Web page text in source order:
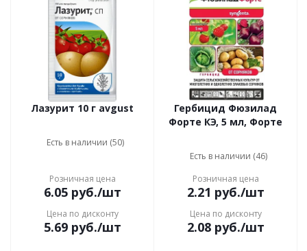
Лазурит 10 г avgust
Есть в наличии (50)
Розничная цена
6.05руб./шт
Цена по дисконту
5.69руб./шт
Гербицид Фюзилад
Форте КЭ, 5 мл, Фopтe
Есть в наличии (46)
Розничная цена
2.21 руб./шт
Цена по дисконту
2.08руб./шт